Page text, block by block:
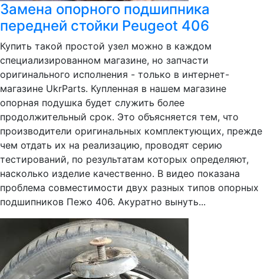
Замена опорного подшипника
передней стойки Peugeot 406
Купить такой простой узел можно в каждом
специализированном магазине, но запчасти
оригинального исполнения - только в интернет-
магазине UkrРarts. Купленная в нашем магазине
опорная подушка будет служить более
продолжительный срок. Это объясняется тем, что
производители оригинальных комплектующих, прежде
чем отдать их на реализацию, проводят серию
тестирований, по результатам которых определяют,
насколько изделие качественно. В видео показана
проблема совместимости двух разных типов опорных
подшипников Пежо 406. Акуратно вынуть...